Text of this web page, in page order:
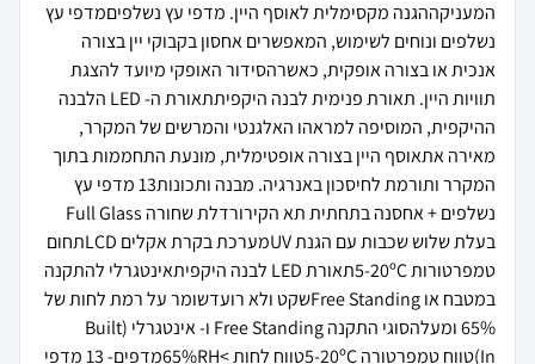
המעניקההגנה מקסימלית לאוסף היין. מדפי עץ נשלפיםמדפי עץ
נשלפים ונוחים לשימוש, המאפשרים אחסון בקבוקי יין בצורה
אנכית או בצורה אופקית, כאשרהסידור האופקי מיועד להצגת
תוויות היין. תאורת פנימית לבנה היקפיתתאורת ה- LED הלבנה
ההיקפית, המוסיפה למראהו האלגנטי והמרשים של המקרר,
מאירה אתאוסף היין בצורה אופטימלית, מונעת התחממות בתוך
המקרר ותורמת לחיסכון באנרגיה. מבנה ותכונות13 מדפי עץ
נשלפים + אחסנה בתחתית תא הקירורדלת שחורה Full Glass
בעלת שלוש שכבות עם הגנת UVמערכת בקרת אקלים LCDתחום
טמפרטורות 5-20ºCתאורת LED לבנה היקפיתאינטגרלי להתקנה
במטבח או Free Standingשקט ולא רועדשומר על רמת לחות של
65% ומעלהסוגי התקנה Free Standing ו- אינטגרלי (Built
In)טווח טמפרטורה 5-20ºCטווח לחות >65%RHמדפים- 13 מדפי